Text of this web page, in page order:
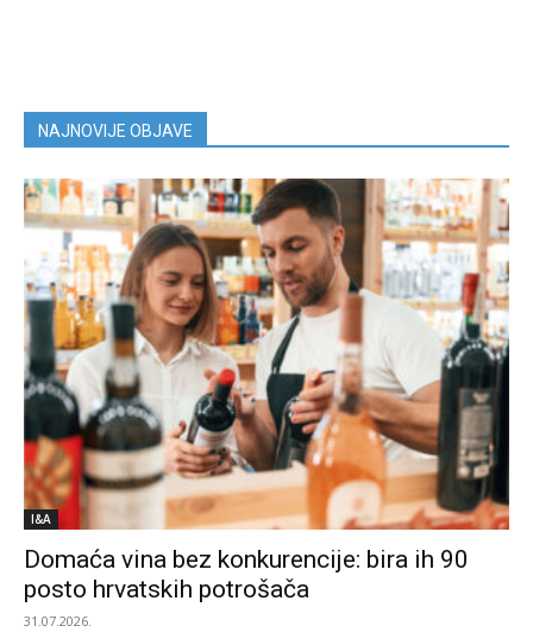
NAJNOVIJE OBJAVE
I&A
Domaća vina bez konkurencije: bira ih 90
posto hrvatskih potrošača
31.07.2026.